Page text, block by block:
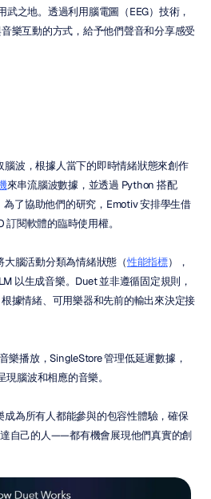
武之地。透過利用腦電圖（EEG）技術，
樂互動的方式，給予他們聲音和分享感受
腦波，根據人當下的即時情緒狀態來創作
來串流腦波數據，並透過 Python 搭配
為了協助他們的研究，Emotiv 安排學生借
閱軟體的臨時使用權。
大腦活動分類為情緒狀態（性能指標），
以生成音樂。Duet 並非遵循固定規則，
據情緒、可用樂器和先前的輸出來決定接
樂播放，SingleStore 管理低延遲數據，
腦波和相應的音樂。
成為所有人都能參與的包容性體驗，確保
自己的人——都有機會展現他們真實的創